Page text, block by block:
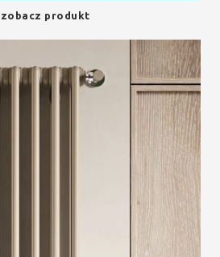
zobacz produkt